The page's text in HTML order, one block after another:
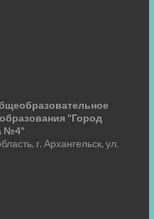
"Город
№4"
г. Архангельск, ул.